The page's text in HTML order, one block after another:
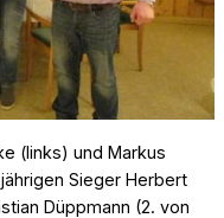
(links) und Markus
Sieger Herbert
Düppmann (2. von